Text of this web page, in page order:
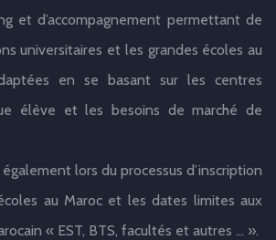
et d’accompagnement permettant de
universitaires et les grandes écoles au
en se basant sur les centres
élève et les besoins de marché de
lors du processus d’inscription
au Maroc et les dates limites aux
« EST, BTS, facultés et autres … ».